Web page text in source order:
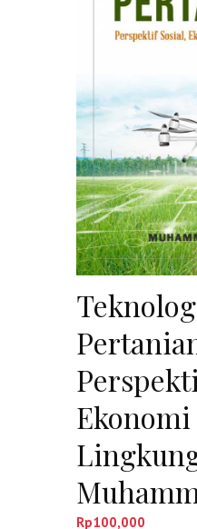
Rp100,000